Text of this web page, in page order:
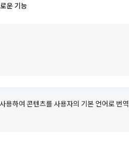
운 기능
용하여 콘텐츠를 사용자의 기본 언어로 번역